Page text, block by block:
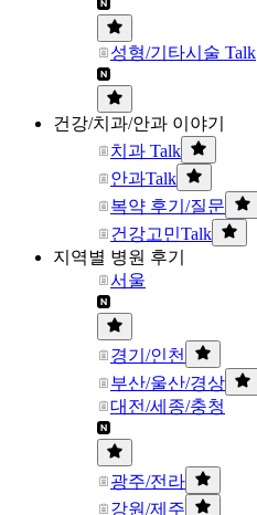
성형/기타시술 Talk
건강/치과/안과 이야기
치과 Talk
안과Talk
복약 후기/질문
건강고민Talk
지역별 병원 후기
서울
경기/인천
부산/울산/경상
대전/세종/충청
광주/전라
강원/제주